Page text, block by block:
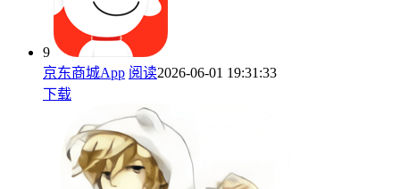
9
京东商城App 阅读2026-06-01 19:31:33
下载